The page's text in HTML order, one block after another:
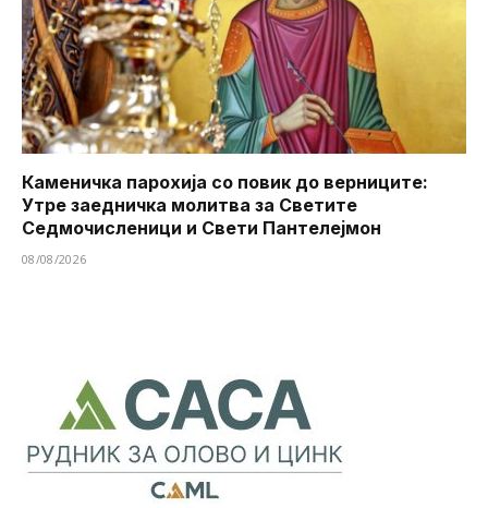
Каменичка парохија со повик до верниците:
Утре заедничка молитва за Светите
Седмочисленици и Свети Пантелејмон
08/08/2026